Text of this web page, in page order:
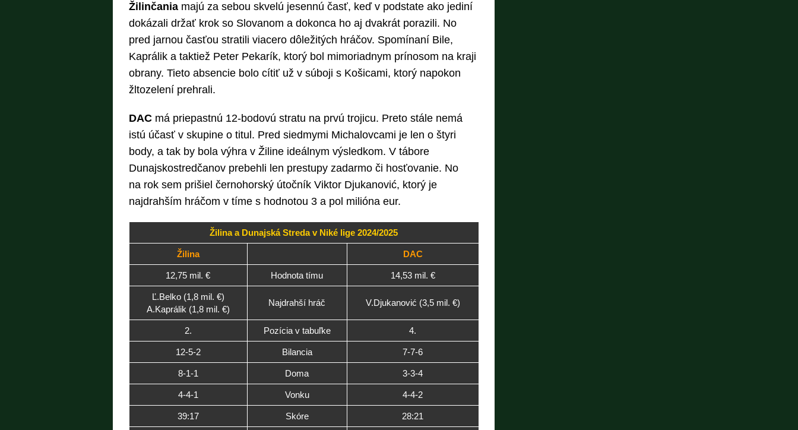
Žilinčaniamajú za sebou skvelú jesennú časť, keď v podstate ako jediní
dokázali držať krok so Slovanom a dokonca ho aj dvakrát porazili. No
pred jarnou časťou stratili viacero dôležitých hráčov. Spomínaní Bile,
Kaprálik a taktiež Peter Pekarík, ktorý bol mimoriadnym prínosom na kraji
obrany. Tieto absencie bolo cítiť už v súboji s Košicami, ktorý napokon
žltozelení prehrali.
DACmá priepastnú 12-bodovú stratu na prvú trojicu. Preto stále nemá
istú účasť v skupine o titul. Pred siedmymi Michalovcami je len o štyri
body, a tak by bola výhra v Žiline ideálnym výsledkom. V tábore
Dunajskostredčanov prebehli len prestupy zadarmo či hosťovanie. No
na rok sem prišiel černohorský útočník Viktor Djukanović, ktorý je
najdrahším hráčom v tíme s hodnotou 3 a pol milióna eur.
Žilina a Dunajská Streda v Niké lige 2024/2025
Žilina DAC
12,75 mil. € Hodnota tímu 14,53 mil. €
Ľ.Belko (1,8 mil. €)
A.Kaprálik (1,8 mil. €)
Najdrahší hráč V.Djukanović (3,5 mil. €)
2. Pozícia v tabuľke 4.
12-5-2 Bilancia 7-7-6
8-1-1 Doma 3-3-4
4-4-1 Vonku 4-4-2
39:17 Skóre 28:21